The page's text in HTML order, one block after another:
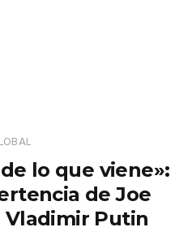
lo que viene»:
de Joe
Vladimir Putin